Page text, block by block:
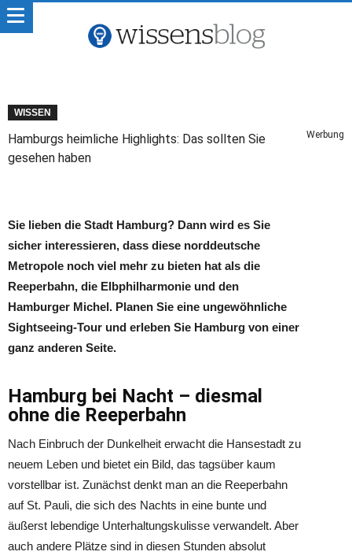
WISSEN
Hamburgs heimliche Highlights: Das sollten Sie
gesehen haben
Werbung
Sie lieben die Stadt Hamburg? Dann wird es Sie
sicher interessieren, dass diese norddeutsche
Metropole noch viel mehr zu bieten hat als die
Reeperbahn, die Elbphilharmonie und den
Hamburger Michel. Planen Sie eine ungewöhnliche
Sightseeing-Tour und erleben Sie Hamburg von einer
ganz anderen Seite.
Hamburg bei Nacht – diesmal
ohne die Reeperbahn
Nach Einbruch der Dunkelheit erwacht die Hansestadt zu
neuem Leben und bietet ein Bild, das tagsüber kaum
vorstellbar ist. Zunächst denkt man an die Reeperbahn
auf St. Pauli, die sich des Nachts in eine bunte und
äußerst lebendige Unterhaltungskulisse verwandelt. Aber
auch andere Plätze sind in diesen Stunden absolut